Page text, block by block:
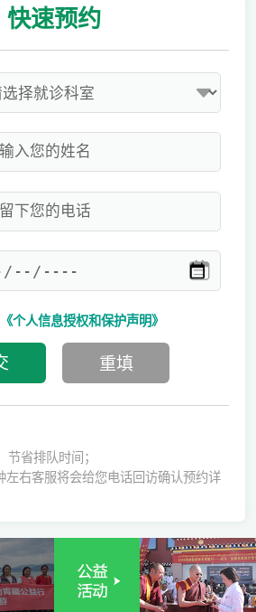
快速预约
《个人信息授权和保护声明》
节省排队时间；
左右客服将会给您电话回访确认预约详